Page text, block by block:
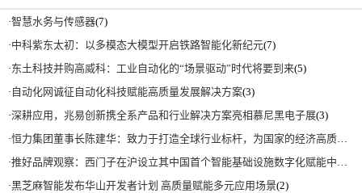
·智慧水务与传感器(7)
·中科紫东太初：以多模态大模型开启铁路智能化新纪元(7)
·东土科技并购高威科：工业自动化的“场景驱动”时代将要到来(5)
· 自动化网诚征自动化科技赋能高质量发展解决方案(3)
·深耕应用，兆易创新携全系产品和行业解决方案亮相慕尼黑电子展(3)
·恒力集团董事长陈建华：致力于打造全球行业标杆，为国家的经济高质量发展贡献更大力量|上海电气集团党委书记、董事长吴磊来访
·推好品牌观察：西门子在沪设立其中国首个智能基础设施数字化赋能中心
·黑芝麻智能发布华山开发者计划 高质量赋能多元应用场景(2)